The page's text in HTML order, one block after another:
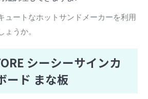
ュートなホットサンドメーカーを利用
ょうか。
シーシーサインカ
ード まな板